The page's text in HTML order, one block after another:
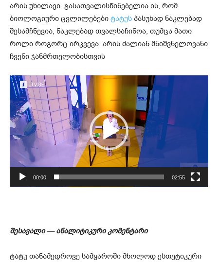
არის უხილავი. გასათვალისწინებელია ის, რომ
ბიოლოგიური ცვლილებები ტატუს პასუხად ნაკლებად
შესამჩნევია, ნაკლებად თვალსაჩინოა, თუმცა მათი
როლი როგორც ირკვევა, არის ძალიან მნიშვნელოვანი
ჩვენი ჯანმრთელობისთვის
ვ
დ
ე
ო
დ
მ
ლ
00:00 02:55
შესავალი — ანალიტიკური კომენტარი
ტატუ თანამედროვე სამყაროში მხოლოდ ესთეტიკური